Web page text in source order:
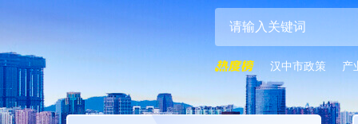
汉中市政策 产